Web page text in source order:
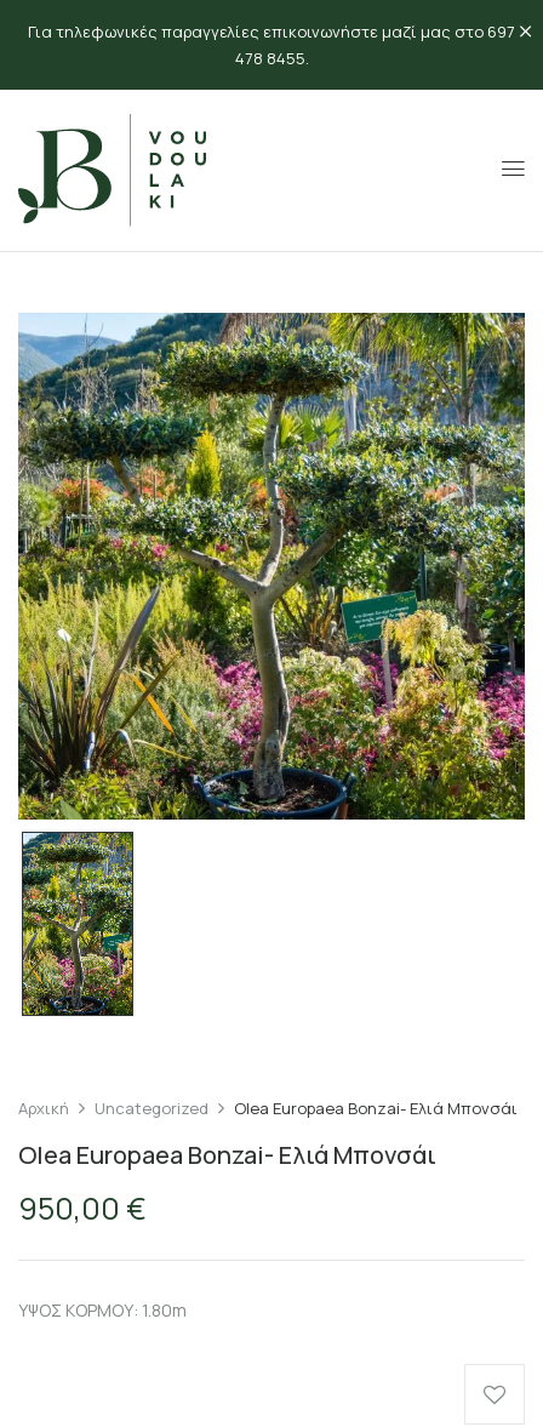
Για τηλεφωνικές παραγγελίες επικοινωνήστε μαζί μας στο 697
478 8455.
Αρχική Uncategorized Olea Europaea Bonzai- Ελιά Μπονσάι
Olea Europaea Bonzai- Ελιά Μπονσάι
950,00 €
ΥΨΟΣ ΚΟΡΜΟΥ: 1.80m